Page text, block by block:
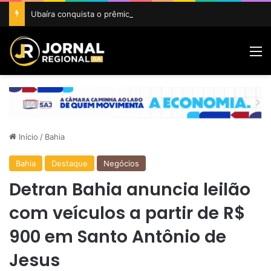
Início / Bahia
Bahia Destaque Negócios
Detran Bahia anuncia leilão
com veículos a partir de R$
900 em Santo Antônio de
Jesus